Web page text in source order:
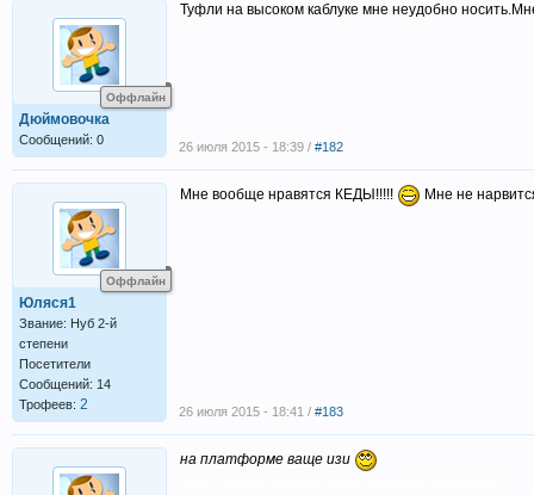
Оффлайн
Дюймовочка
Сообщений: 0
Туфли на высоком каблуке мне неудобно
26 июля 2015 - 18:39 / #182
Оффлайн
Юляся1
Звание: Нуб 2-й
степени
Посетители
Сообщений: 14
Трофеев: 2
Мне вообще нравятся КЕДЫ!!!!! Мне не
26 июля 2015 - 18:41 / #183
на платформе ваще изи